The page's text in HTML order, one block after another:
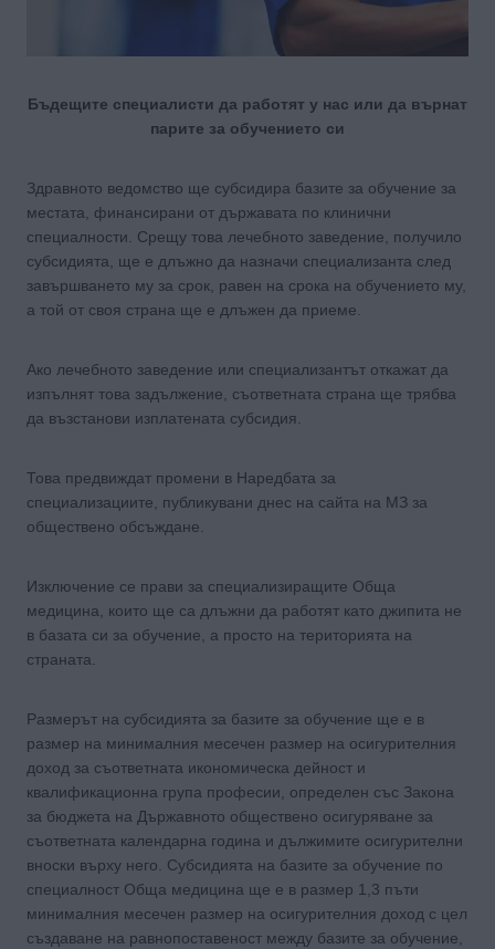
Бъдещите специалисти да работят у нас или да върнат
парите за обучението си
Здравното ведомство ще субсидира базите за обучение за
местата, финансирани от държавата по клинични
специалности. Срещу това лечебното заведение, получило
субсидията, ще е длъжно да назначи специализанта след
завършването му за срок, равен на срока на обучението му,
а той от своя страна ще е длъжен да приеме.
Ако лечебното заведение или специализантът откажат да
изпълнят това задължение, съответната страна ще трябва
да възстанови изплатената субсидия.
Това предвиждат промени в Наредбата за
специализациите, публикувани днес на сайта на МЗ за
обществено обсъждане.
Изключение се прави за специализиращите Обща
медицина, които ще са длъжни да работят като джипита не
в базата си за обучение, а просто на територията на
страната.
Размерът на субсидията за базите за обучение ще е в
размер на минималния месечен размер на осигурителния
доход за съответната икономическа дейност и
квалификационна група професии, определен със Закона
за бюджета на Държавното обществено осигуряване за
съответната календарна година и дължимите осигурителни
вноски върху него. Субсидията на базите за обучение по
специалност Обща медицина ще е в размер 1,3 пъти
минималния месечен размер на осигурителния доход с цел
създаване на равнопоставеност между базите за обучение,